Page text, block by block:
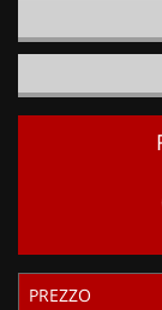
PREZZO